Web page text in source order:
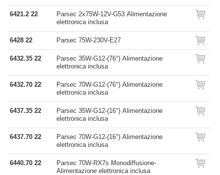
6421.2 22
Parsec 2x75W-12V-G53 Alimentazione
elettronica inclusa
6428 22 Parsec 75W-230V-E27
6432.35 22
Parsec 35W-G12-(76°) Alimentazione
elettronica inclusa
6432.70 22
Parsec 70W-G12-(76°) Alimentazione
elettronica inclusa
6437.35 22
Parsec 35W-G12-(16°) Alimentazione
elettronica inclusa
6437.70 22
Parsec 70W-G12-(16°) Alimentazione
elettronica inclusa
6440.70 22
Parsec 70W-RX7s Monodiffusione-
Alimentazione elettronica inclusa